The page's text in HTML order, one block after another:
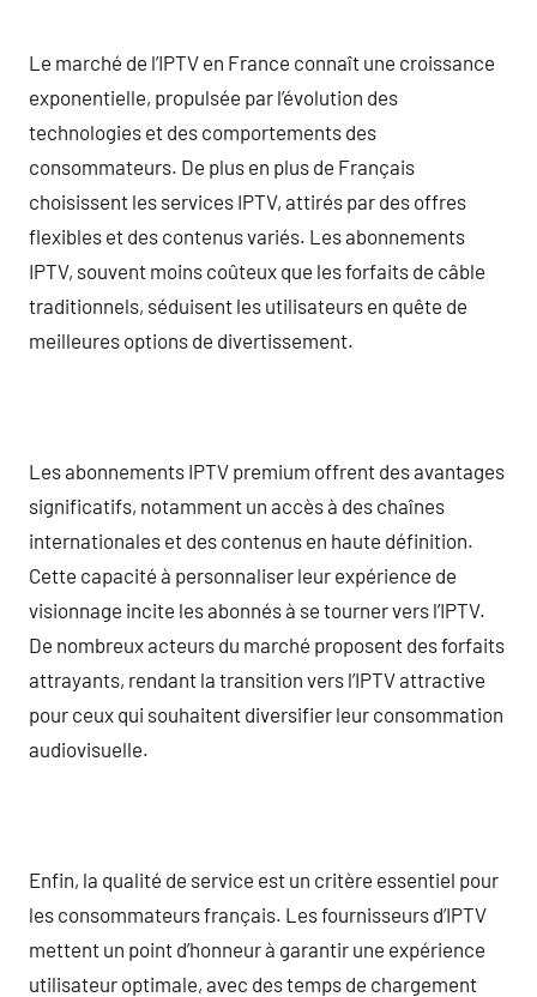
Le marché de l’IPTV en France connaît une croissance
exponentielle, propulsée par l’évolution des
technologies et des comportements des
consommateurs. De plus en plus de Français
choisissent les services IPTV, attirés par des offres
flexibles et des contenus variés. Les abonnements
IPTV, souvent moins coûteux que les forfaits de câble
traditionnels, séduisent les utilisateurs en quête de
meilleures options de divertissement.
Les abonnements IPTV premium offrent des avantages
significatifs, notamment un accès à des chaînes
internationales et des contenus en haute définition.
Cette capacité à personnaliser leur expérience de
visionnage incite les abonnés à se tourner vers l’IPTV.
De nombreux acteurs du marché proposent des forfaits
attrayants, rendant la transition vers l’IPTV attractive
pour ceux qui souhaitent diversifier leur consommation
audiovisuelle.
Enfin, la qualité de service est un critère essentiel pour
les consommateurs français. Les fournisseurs d’IPTV
mettent un point d’honneur à garantir une expérience
utilisateur optimale, avec des temps de chargement